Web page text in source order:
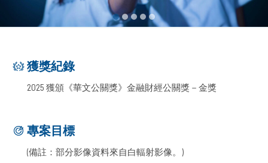
獲獎紀錄
2025 獲頒《華文公關獎》金融財經公關獎－金獎
專案目標
(備註：部分影像資料來自白輻射影像。)